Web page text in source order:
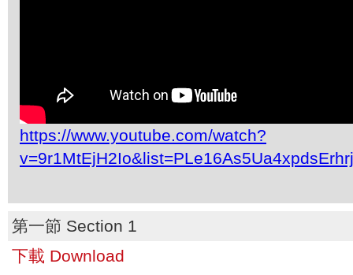
https://www.youtube.com/watch?
第一節 Section 1
下載 Download